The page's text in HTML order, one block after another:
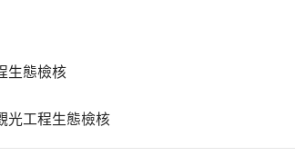
生態檢核
光工程生態檢核